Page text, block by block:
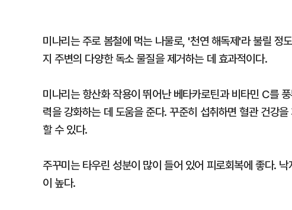
미나리는 주로 봄철에 먹는 나물로, '천연 해독제'라 불릴 정
지 주변의 다양한 독소 물질을 제거하는 데 효과적이다.
미나리는 항산화 작용이 뛰어난 베타카로틴과 비타민 C를
력을 강화하는 데 도움을 준다. 꾸준히 섭취하면 혈관 건강
할 수 있다.
주꾸미는 타우린 성분이 많이 들어 있어 피로회복에 좋다.
이 높다.